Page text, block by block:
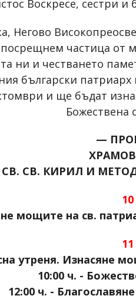
Воскресе, сестри и
Негово
частица
ни и честването
български
и ще бъдат
Божествена
—
СВ. СВ. КИРИЛ И
мощите на св.
утреня. Изнасяне
10:00 ч. -
12:00 ч. -